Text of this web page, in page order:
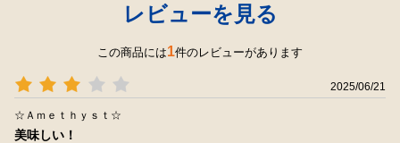
レビューを見る
この商品には1件のレビューがあります
2025/06/21
☆Ａｍｅｔｈｙｓｔ☆
美味しい！